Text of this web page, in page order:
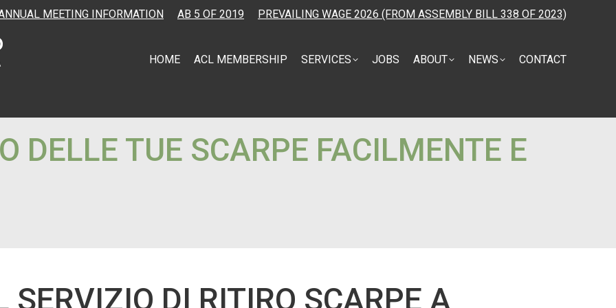
MEETING INFORMATION AB 5 OF 2019 PREVAILING WAGE 2026 (FROM ASSEMBLY BILL 338 OF 2023)
HOME ACL MEMBERSHIP SERVICES JOBS ABOUT NEWS CONTACT
DELLE TUE SCARPE FACILMENTE E
SERVIZIO DI RITIRO SCARPE A